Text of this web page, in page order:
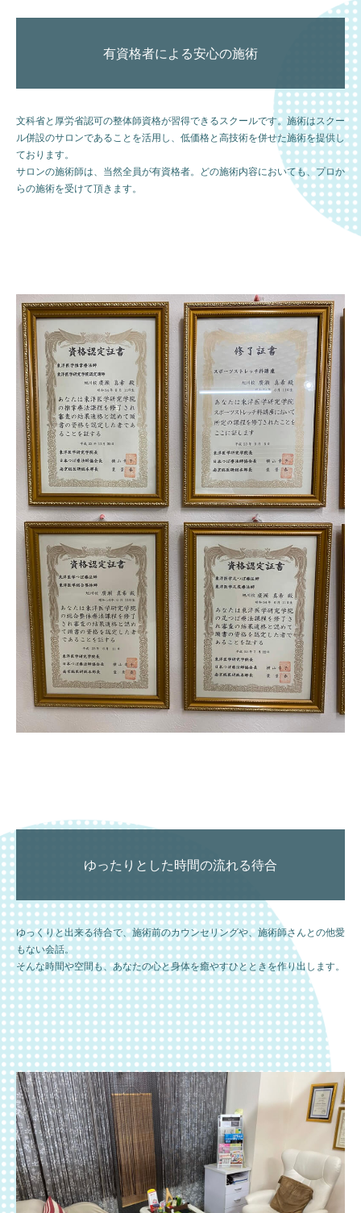
有資格者による安心の施術
文科省と厚労省認可の整体師資格が習得できるスクールです。施術はスクー
ル併設のサロンであることを活用し、低価格と高技術を併せた施術を提供し
ております。
サロンの施術師は、当然全員が有資格者。どの施術内容においても、プロか
らの施術を受けて頂きます。
ゆったりとした時間の流れる待合
ゆっくりと出来る待合で、施術前のカウンセリングや、施術師さんとの他愛
もない会話。
そんな時間や空間も、あなたの心と身体を癒やすひとときを作り出します。